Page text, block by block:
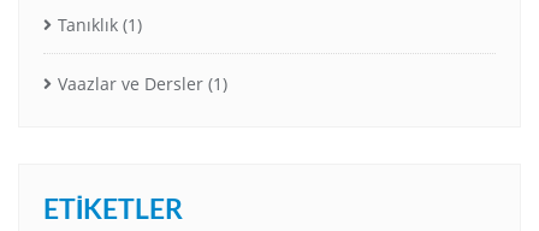
Tanıklık (1)
Vaazlar ve Dersler (1)
ETIKETLER